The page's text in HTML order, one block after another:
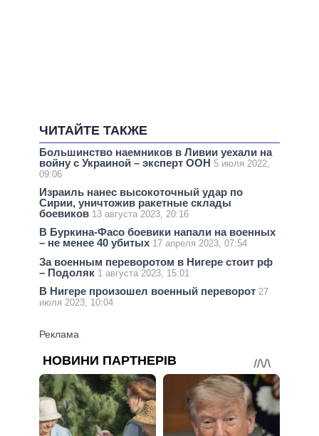
ЧИТАЙТЕ ТАКЖЕ
Большинство наемников в Ливии уехали на
войну с Украиной – эксперт ООН 5 июля 2022,
09:06
Израиль нанес высокоточный удар по
Сирии, уничтожив ракетные склады
боевиков 13 августа 2023, 20:16
В Буркина-Фасо боевики напали на военных
– не менее 40 убитых 17 апреля 2023, 07:54
За военным переворотом в Нигере стоит рф
– Подоляк 1 августа 2023, 15:01
В Нигере произошел военный переворот 27
июля 2023, 10:04